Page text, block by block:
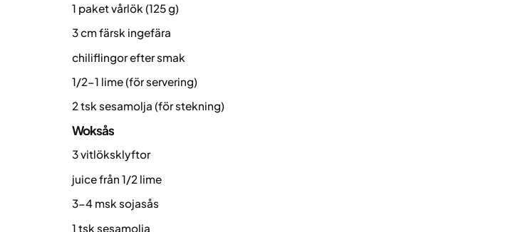
1 paket vårlök (125 g)
3 cm färsk ingefära
chiliflingor efter smak
1/2-1 lime (för servering)
2 tsk sesamolja (för stekning)
Woksås
3 vitlöksklyftor
juice från 1/2 lime
3-4 msk sojasås
1 tsk sesamolja